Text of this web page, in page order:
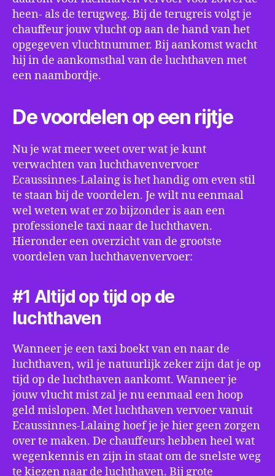
heen- als de terugweg. Bij de terugreis volgt je
chauffeur jouw vlucht op aan de hand van het
opgegeven vluchtnummer. Bij aankomst wacht
hij in de aankomsthal van de luchthaven met
een naambordje.
De voordelen op een rijtje
Nu je wat meer weet over wat je kunt
verwachten van luchthavenvervoer
Ecaussinnes-Lalaing is het handig om even stil
te staan bij de voordelen. Je wilt nu eenmaal
wel weten wat er zo bijzonder is aan een
professionele taxi naar de luchthaven.
Hieronder een overzicht van de grootste
voordelen van luchthavenvervoer:
#1 Altijd op tijd op de
luchthaven
Wanneer je een taxi boekt van en naar de
luchthaven, wil je natuurlijk zeker zijn dat je op
tijd op de luchthaven aankomt. Wanneer je
jouw vlucht mist zal je nu eenmaal een hoop
geld mislopen. Met luchthaven vervoer vanuit
Ecaussinnes-Lalaing hoef je je hier geen zorgen
over te maken. De chauffeurs hebben heel wat
wegenkennis en zijn in staat om de snelste weg
te kiezen naar de luchthaven. Bij grote